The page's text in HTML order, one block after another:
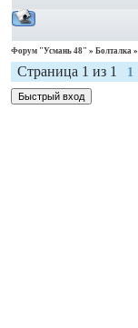
Форум "Усмань 48" » Болталка »
Страница 1 из 1
1